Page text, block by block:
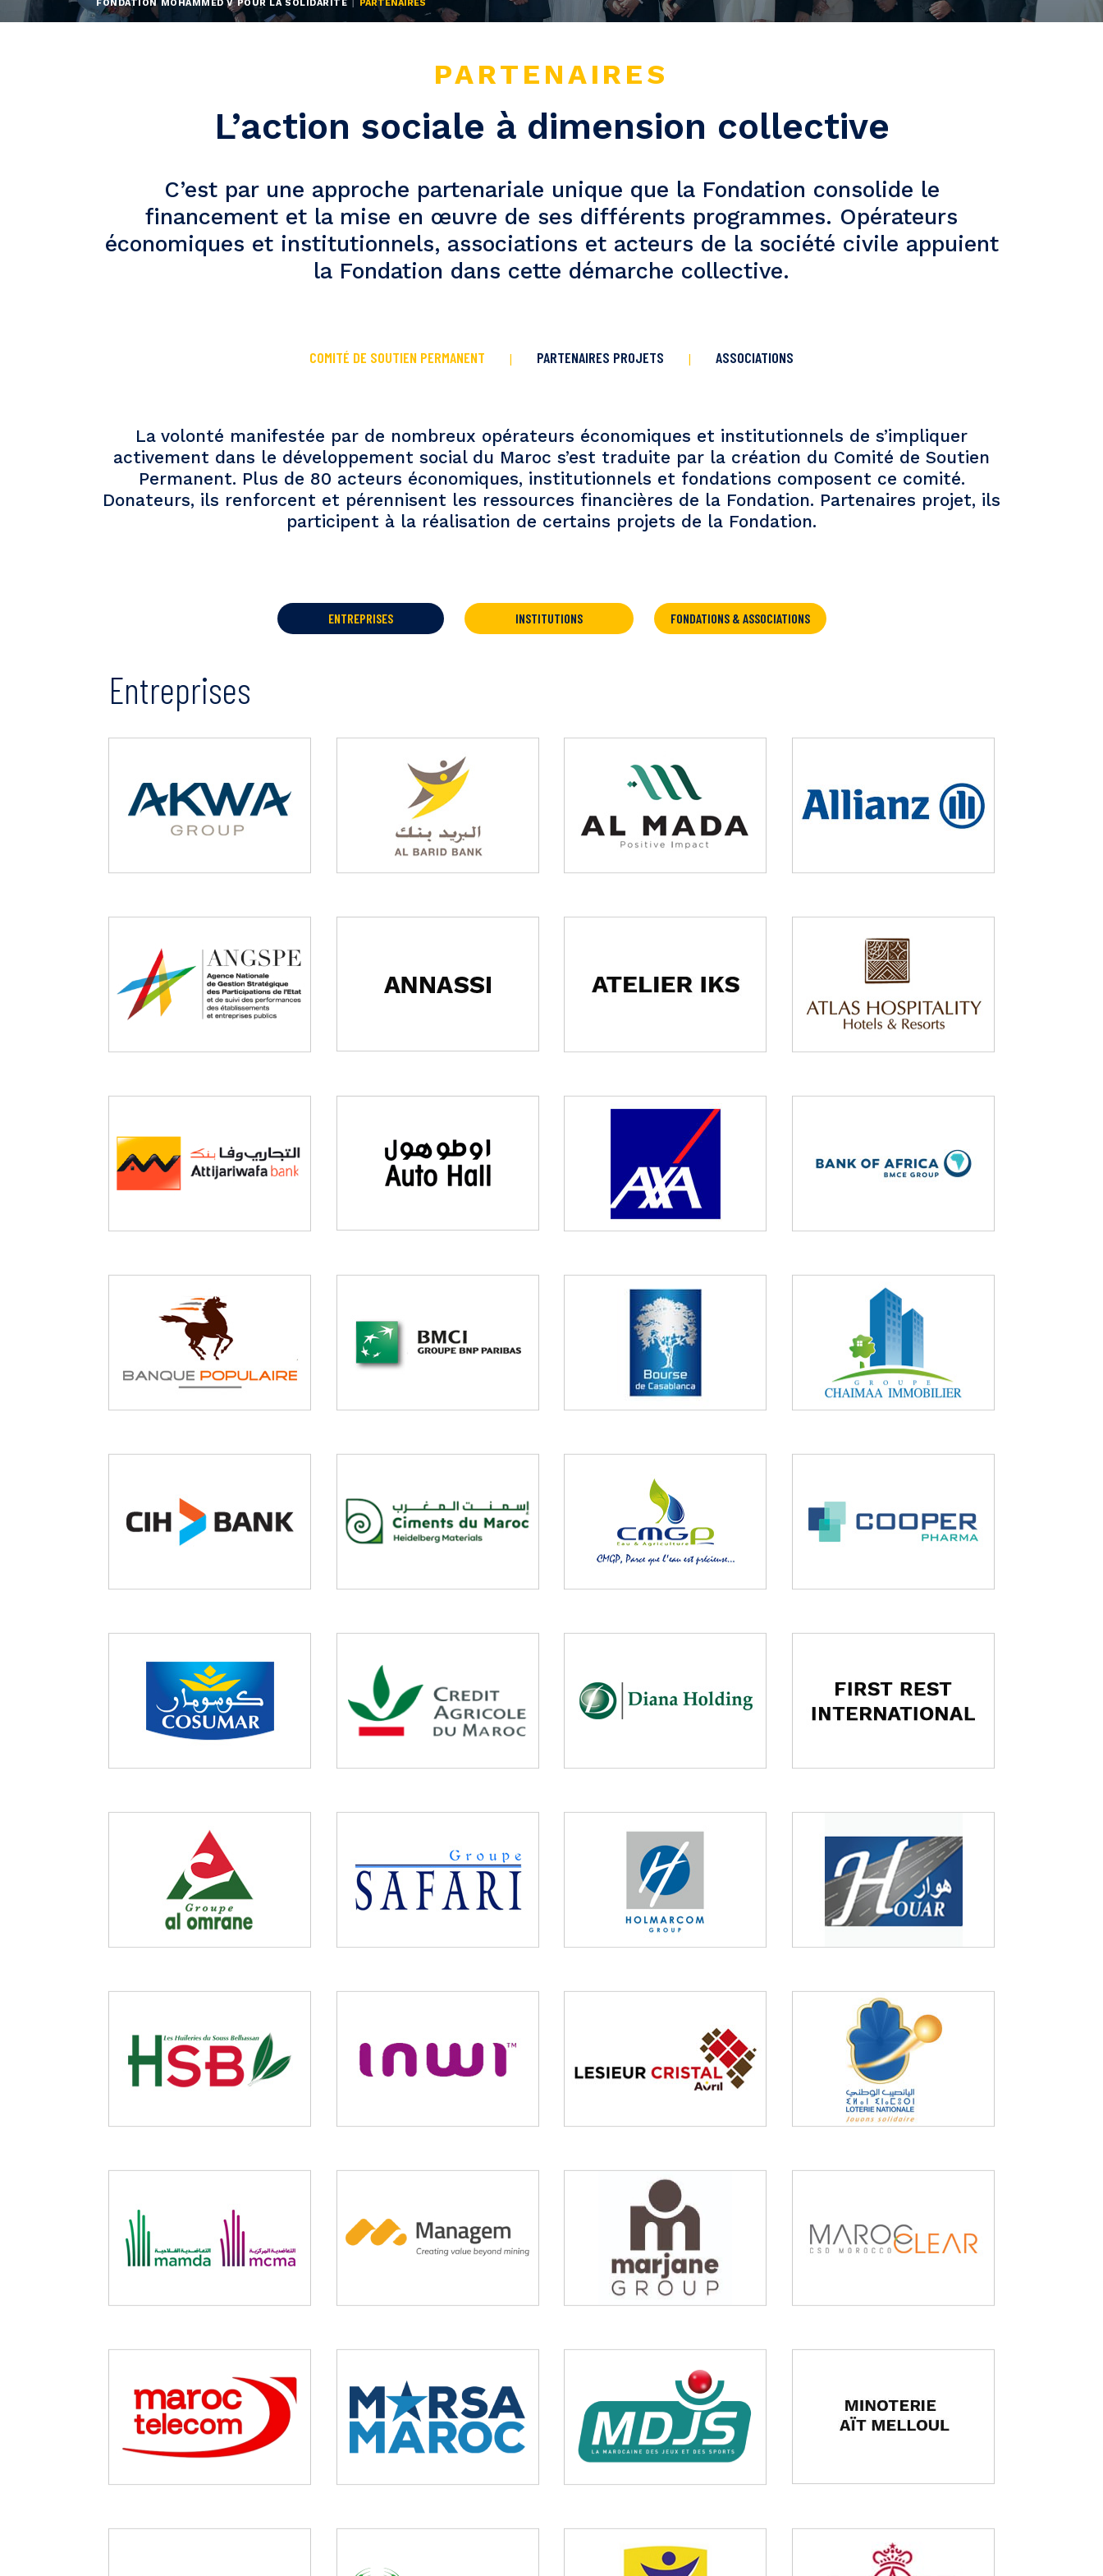
FONDATION MOHAMMED V POUR LA SOLIDARITÉ PARTENAIRES
PARTENAIRES
L’action sociale à dimension collective
C’est par une approche partenariale unique que la Fondation consolide le
financement et la mise en œuvre de ses différents programmes. Opérateurs
économiques et institutionnels, associations et acteurs de la société civile appuient
la Fondation dans cette démarche collective.
COMITÉ DE SOUTIEN PERMANENT PARTENAIRES PROJETS ASSOCIATIONS
La volonté manifestée par de nombreux opérateurs économiques et institutionnels de s’impliquer
activement dans le développement social du Maroc s’est traduite par la création du Comité de Soutien
Permanent. Plus de 80 acteurs économiques, institutionnels et fondations composent ce comité.
Donateurs, ils renforcent et pérennisent les ressources financières de la Fondation. Partenaires projet, ils
participent à la réalisation de certains projets de la Fondation.
ENTREPRISES INSTITUTIONS FONDATIONS & ASSOCIATIONS
Entreprises